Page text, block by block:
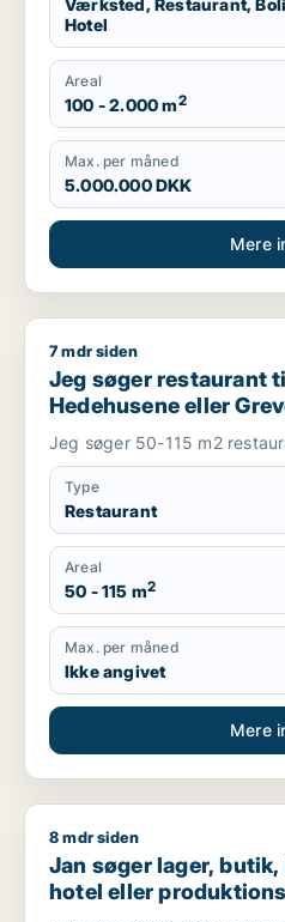
Værksted, Restaurant,
Hotel
Areal
100 - 2.000 m2
Max. per måned
5.000.000 DKK
Mere
Jeg søger restaurant til salg
7 mdr siden
Jeg søger restaurant
Hedehusene eller
Jeg søger 50-115 m2
Type
Restaurant
Areal
50 - 115 m2
Max. per måned
Ikke angivet
Mere
Jan søger lager, butik,
8 mdr siden
Jan søger lager,
hotel eller